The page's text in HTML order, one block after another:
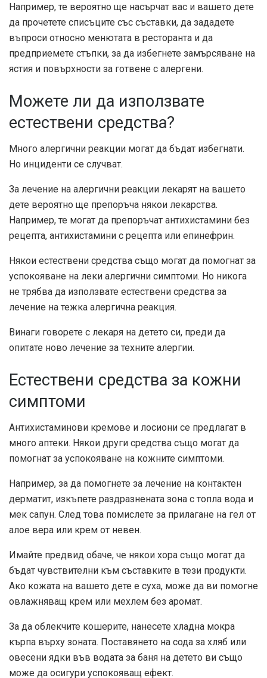
Например, те вероятно ще насърчат вас и вашето дете
да прочетете списъците със съставки, да зададете
въпроси относно менютата в ресторанта и да
предприемете стъпки, за да избегнете замърсяване на
ястия и повърхности за готвене с алергени.
Можете ли да използвате
естествени средства?
Много алергични реакции могат да бъдат избегнати.
Но инциденти се случват.
За лечение на алергични реакции лекарят на вашето
дете вероятно ще препоръча някои лекарства.
Например, те могат да препоръчат антихистамини без
рецепта, антихистамини с рецепта или епинефрин.
Някои естествени средства също могат да помогнат за
успокояване на леки алергични симптоми. Но никога
не трябва да използвате естествени средства за
лечение на тежка алергична реакция.
Винаги говорете с лекаря на детето си, преди да
опитате ново лечение за техните алергии.
Естествени средства за кожни
симптоми
Антихистаминови кремове и лосиони се предлагат в
много аптеки. Някои други средства също могат да
помогнат за успокояване на кожните симптоми.
Например, за да помогнете за лечение на контактен
дерматит, изкъпете раздразнената зона с топла вода и
мек сапун. След това помислете за прилагане на гел от
алое вера или крем от невен.
Имайте предвид обаче, че някои хора също могат да
бъдат чувствителни към съставките в тези продукти.
Ако кожата на вашето дете е суха, може да ви помогне
овлажняващ крем или мехлем без аромат.
За да облекчите кошерите, нанесете хладна мокра
кърпа върху зоната. Поставянето на сода за хляб или
овесени ядки във водата за баня на детето ви също
може да осигури успокояващ ефект.